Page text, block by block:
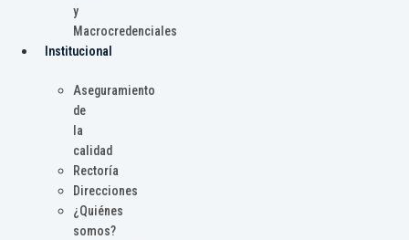
y
Macrocredenciales
Institucional
Aseguramiento
de
la
calidad
Rectoría
Direcciones
¿Quiénes
somos?